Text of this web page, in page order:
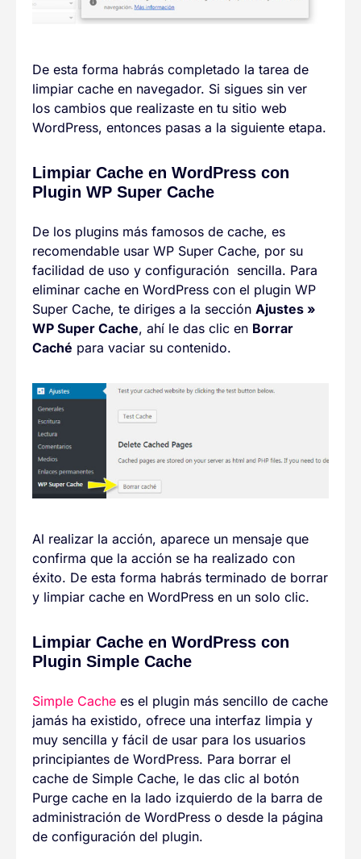
De esta forma habrás completado la tarea de
limpiar cache en navegador. Si sigues sin ver
los cambios que realizaste en tu sitio web
WordPress, entonces pasas a la siguiente etapa.
Limpiar Cache en WordPress con
Plugin WP Super Cache
De los plugins más famosos de cache, es
recomendable usar WP Super Cache, por su
facilidad de uso y configuración sencilla. Para
eliminar cache en WordPress con el plugin WP
Super Cache, te diriges a la secciónAjustes»
WP Super Cache, ahí le das clic en Borrar
Caché para vaciar su contenido.
Al realizar la acción, aparece un mensaje que
confirma que la acción se ha realizado con
éxito. De esta forma habrás terminado de borrar
y limpiar cache en WordPress en un solo clic.
Limpiar Cache en WordPress con
Plugin Simple Cache
Simple Cache es el plugin más sencillo de cache
jamás ha existido, ofrece una interfaz limpia y
muy sencilla y fácil de usar para los usuarios
principiantes de WordPress. Para borrar el
cache de Simple Cache, le das clic al botón
Purge cache en la lado izquierdo de la barra de
administración de WordPress o desde la página
de configuración del plugin.